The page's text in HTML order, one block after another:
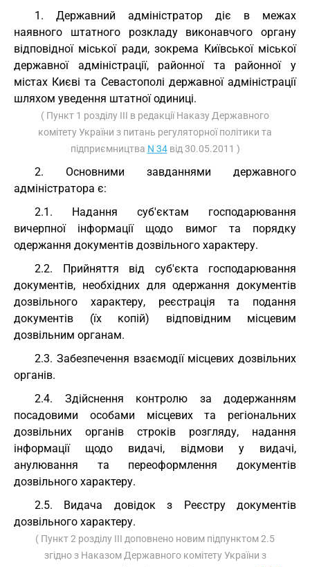
1. Державний адміністратор діє в межах
наявного штатного розкладу виконавчого органу
відповідної міської ради, зокрема Київської міської
державної адміністрації, районної та районної у
містах Києві та Севастополі державної адміністрації
шляхом уведення штатної одиниці.
( Пункт 1 розділу III в редакції Наказу Державного
комітету України з питань регуляторної політики та
підприємництва N 34від 30.05.2011 )
2. Основними завданнями державного
адміністратора є:
2.1. Надання суб'єктам господарювання
вичерпної інформації щодо вимог та порядку
одержання документів дозвільного характеру.
2.2. Прийняття від суб'єкта господарювання
документів, необхідних для одержання документів
дозвільного характеру, реєстрація та подання
документів (їх копій) відповідним місцевим
дозвільним органам.
2.3. Забезпечення взаємодії місцевих дозвільних
органів.
2.4. Здійснення контролю за додержанням
посадовими особами місцевих та регіональних
дозвільних органів строків розгляду, надання
інформації щодо видачі, відмови у видачі,
анулювання та переоформлення документів
дозвільного характеру.
2.5. Видача довідок з Реєстру документів
дозвільного характеру.
( Пункт 2 розділу III доповнено новим підпунктом 2.5
згідно з Наказом Державного комітету України з